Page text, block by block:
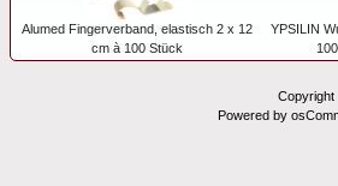
Alumed Fingerverband, elastisch 2 x 12
cm à 100 Stück
YPSILIN
Powered by